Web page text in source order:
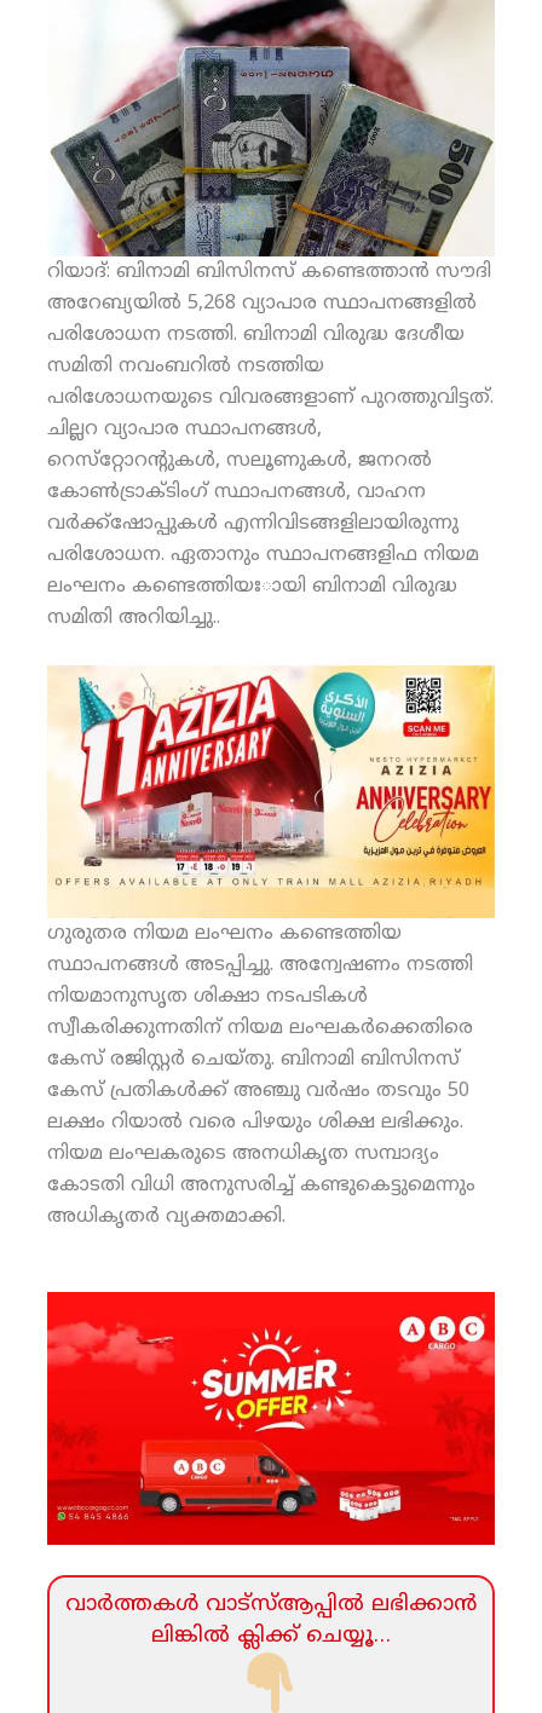
റിയാദ്: ബിനാമി ബിസിനസ് കണ്ടെത്താന്‍ സൗദി
അറേബ്യയില്‍ 5,268 വ്യാപാര സ്ഥാപനങ്ങളില്‍
പരിശോധന നടത്തി. ബിനാമി വിരുദ്ധ ദേശീയ
സമിതി നവംബറില്‍ നടത്തിയ
പരിശോധനയുടെ വിവരങ്ങളാണ് പുറത്തുവിട്ടത്.
ചില്ലറ വ്യാപാര സ്ഥാപനങ്ങള്‍,
റെസ്‌റ്റോറന്റുകള്‍, സലൂണുകള്‍, ജനറല്‍
കോണ്‍ട്രാക്ടിംഗ് സ്ഥാപനങ്ങള്‍, വാഹന
വര്‍ക്ക്‌ഷോപ്പുകള്‍ എന്നിവിടങ്ങളിലായിരുന്നു
പരിശോധന. ഏതാനും സ്ഥാപനങ്ങളിഫ നിയമ
ലംഘനം കണ്ടെത്തിയഃായി ബിനാമി വിരുദ്ധ
സമിതി അറിയിച്ചു..
ഗുരുതര നിയമ ലംഘനം കണ്ടെത്തിയ
സ്ഥാപനങ്ങള്‍ അടപ്പിച്ചു. അന്വേഷണം നടത്തി
നിയമാനുസൃത ശിക്ഷാ നടപടികള്‍
സ്വീകരിക്കുന്നതിന് നിയമ ലംഘകര്‍ക്കെതിരെ
കേസ് രജിസ്റ്റര്‍ ചെയ്തു. ബിനാമി ബിസിനസ്
കേസ് പ്രതികള്‍ക്ക് അഞ്ചു വര്‍ഷം തടവും 50
ലക്ഷം റിയാല്‍ വരെ പിഴയും ശിക്ഷ ലഭിക്കും.
നിയമ ലംഘകരുടെ അനധികൃത സമ്പാദ്യം
കോടതി വിധി അനുസരിച്ച് കണ്ടുകെട്ടുമെന്നും
അധികൃതര്‍ വ്യക്തമാക്കി.
വാര്‍ത്തകള്‍ വാട്‌സ്‌ആപ്പില്‍ ലഭിക്കാന്‍
ലിങ്കില്‍ ക്ലിക്ക്‌ ചെയ്യൂ…